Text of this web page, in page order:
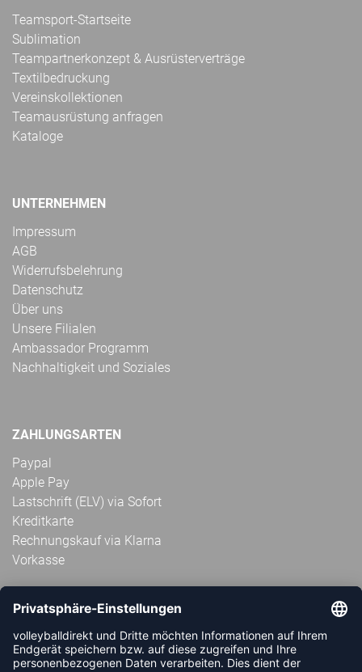
Teamsport-Startseite
Sublimation
Teampartnerkonzept & Ausrüsterverträge
Textilbedruckung
Vereinskollektionen
Teamausrüstung anfragen
Kataloge
UNTERNEHMEN
Impressum
AGB
Widerrufsbelehrung
Datenschutz
Über uns
Unsere Filialen
Ambassador Programm
Nachhaltigkeit und Soziales
ZAHLUNGSARTEN
Paypal
Apple Pay
Lastschrift (ELV) via Sofort
Kreditkarte
Rechnungskauf via Klarna
Vorkasse
ABONNIERE JETZT DEN KOSTENLOSEN
VOLLEYBALLDIREKT-NEWSLETTER UND VERPASSE KEINE
NEUIGKEIT ODER AKTION MEHR.